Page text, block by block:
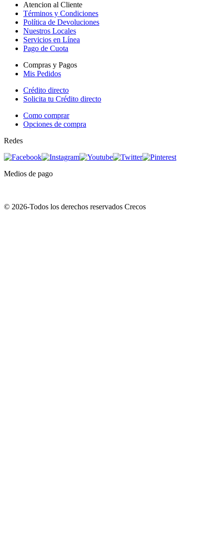
Atencion al Cliente
Términos y Condiciones
Política de Devoluciones
Nuestros Locales
Servicios en Línea
Pago de Cuota
Compras y Pagos
Mis Pedidos
Crédito directo
Solicita tu Crédito directo
Como comprar
Opciones de compra
Redes
Medios de pago
© 2026-Todos los derechos reservados Crecos